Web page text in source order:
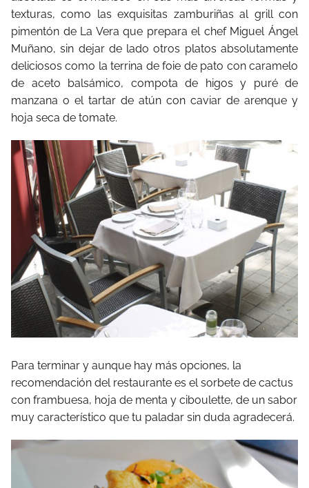
texturas, como las exquisitas zamburiñas al grill con
pimentón de La Vera que prepara el chef Miguel Ángel
Muñano, sin dejar de lado otros platos absolutamente
deliciosos como la terrina de foie de pato con caramelo
de aceto balsámico, compota de higos y puré de
manzana o el tartar de atún con caviar de arenque y
hoja seca de tomate.
Para terminar y aunque hay más opciones, la
recomendación del restaurante es el sorbete de cactus
con frambuesa, hoja de menta y ciboulette, de un sabor
muy característico que tu paladar sin duda agradecerá.